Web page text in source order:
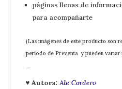
páginas llenas de
para acompañarte
(Las imágenes de este producto son
período de Preventa y pueden
♥ Autora: Ale Cordero